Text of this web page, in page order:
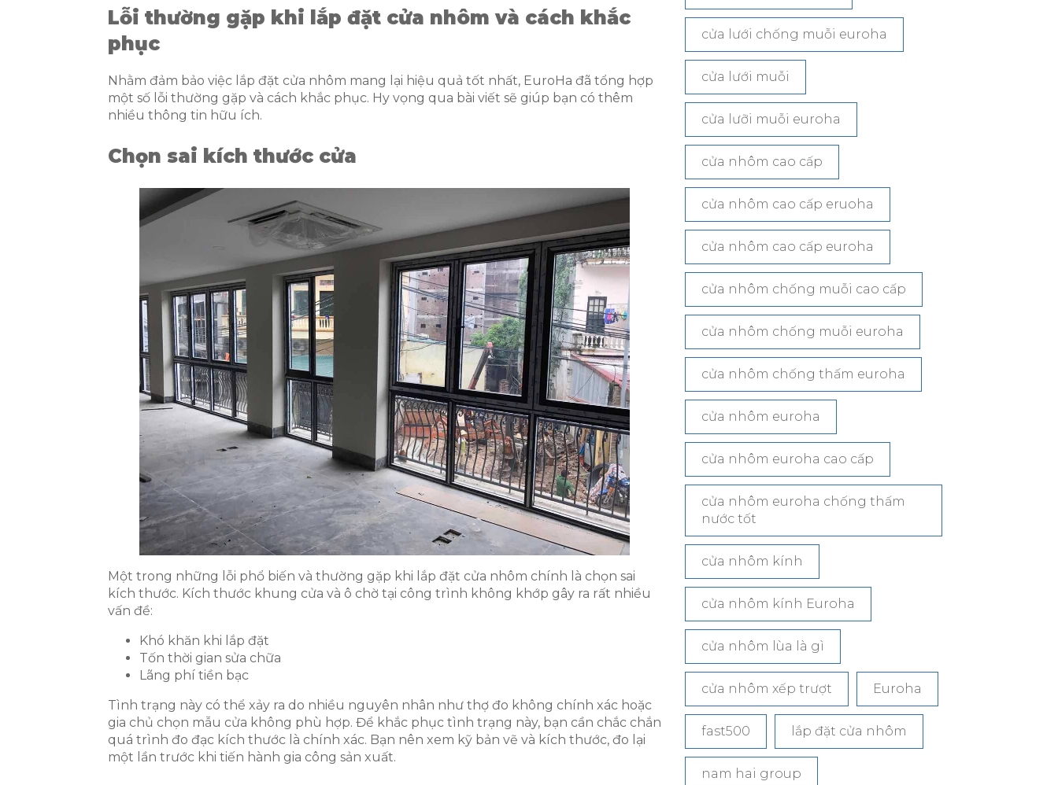
Lỗi thường gặp khi lắp đặt cửa nhôm và cách khắc
phục
Nhằm đảm bảo việc lắp đặt cửa nhôm mang lại hiệu quả tốt nhất, EuroHa đã tổng hợp
một số lỗi thường gặp và cách khắc phục. Hy vọng qua bài viết sẽ giúp bạn có thêm
nhiều thông tin hữu ích.
Chọn sai kích thước cửa
Một trong những lỗi phổ biến và thường gặp khi lắp đặt cửa nhôm chính là chọn sai
kích thước. Kích thước khung cửa và ô chờ tại công trình không khớp gây ra rất nhiều
vấn đề:
Khó khăn khi lắp đặt
Tốn thời gian sửa chữa
Lãng phí tiền bạc
Tình trạng này có thể xảy ra do nhiều nguyên nhân như thợ đo không chính xác hoặc
gia chủ chọn mẫu cửa không phù hợp. Để khắc phục tình trạng này, bạn cần chắc chắn
quá trình đo đạc kích thước là chính xác. Bạn nên xem kỹ bản vẽ và kích thước, đo lại
một lần trước khi tiến hành gia công sản xuất.
cửa lưới chống muỗi euroha
cửa lưới muỗi
cửa lưỡi muỗi euroha
cửa nhôm cao cấp
cửa nhôm cao cấp eruoha
cửa nhôm cao cấp euroha
cửa nhôm chống muỗi cao cấp
cửa nhôm chống muỗi euroha
cửa nhôm chống thấm euroha
cửa nhôm euroha
cửa nhôm euroha cao cấp
cửa nhôm euroha chống thấm
nước tốt
cửa nhôm kính
cửa nhôm kính Euroha
cửa nhôm lùa là gì
cửa nhôm xếp trượt Euroha
fast500 lắp đặt cửa nhôm
nam hai group